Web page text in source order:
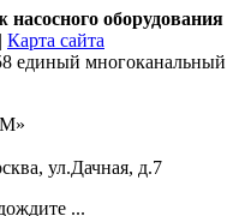
оборудования
| Карта сайта
единый многоканальный
ул.Дачная, д.7
...